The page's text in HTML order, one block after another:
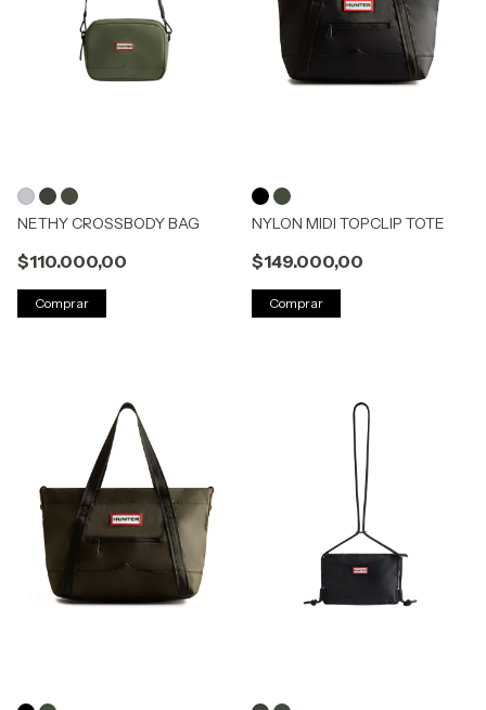
NETHY CROSSBODY BAG
$110.000,00
Comprar
NYLON MIDI TOPCLIP TOTE
$149.000,00
Comprar